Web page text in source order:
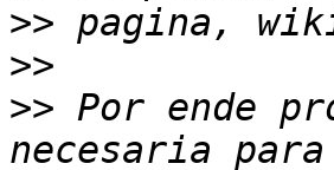
>>
>>
>> Por ende